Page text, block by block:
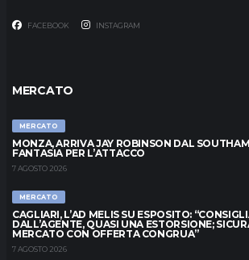
FACEBOOK INSTAGRAM
MERCATO
MERCATO
MONZA, ARRIVA JAY ROBINSON DAL
FANTASIA PER L’ATTACCO
7 AGOSTO 2026
MERCATO
CAGLIARI, L’AD MELIS SU ESPOSITO:
DALL’AGENTE, QUASI UNA ESTORSIONE;
MERCATO CON OFFERTA CONGRUA”
7 AGOSTO 2026